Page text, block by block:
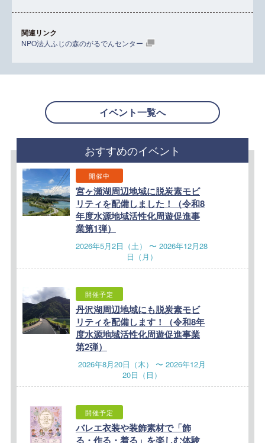
関連リンク
NPO法人ふじの森のがるでんセンター
イベント一覧へ
おすすめのイベント
開催中
宮ヶ瀬湖周辺地域に脱炭素モビ
リティを配備しました！（令和8
年度水源地域活性化周遊促進事
業第1弾）
2026年5月2日（土） 〜 2026年12月28
日（月）
開催予定
丹沢湖周辺地域にも脱炭素モビ
リティを配備します！（令和8年
度水源地域活性化周遊促進事業
第2弾）
2026年8月20日（木） 〜 2026年12月
20日（日）
開催予定
バレエ衣装や装飾素材で「飾
る・作る・着る」を楽しむ体験